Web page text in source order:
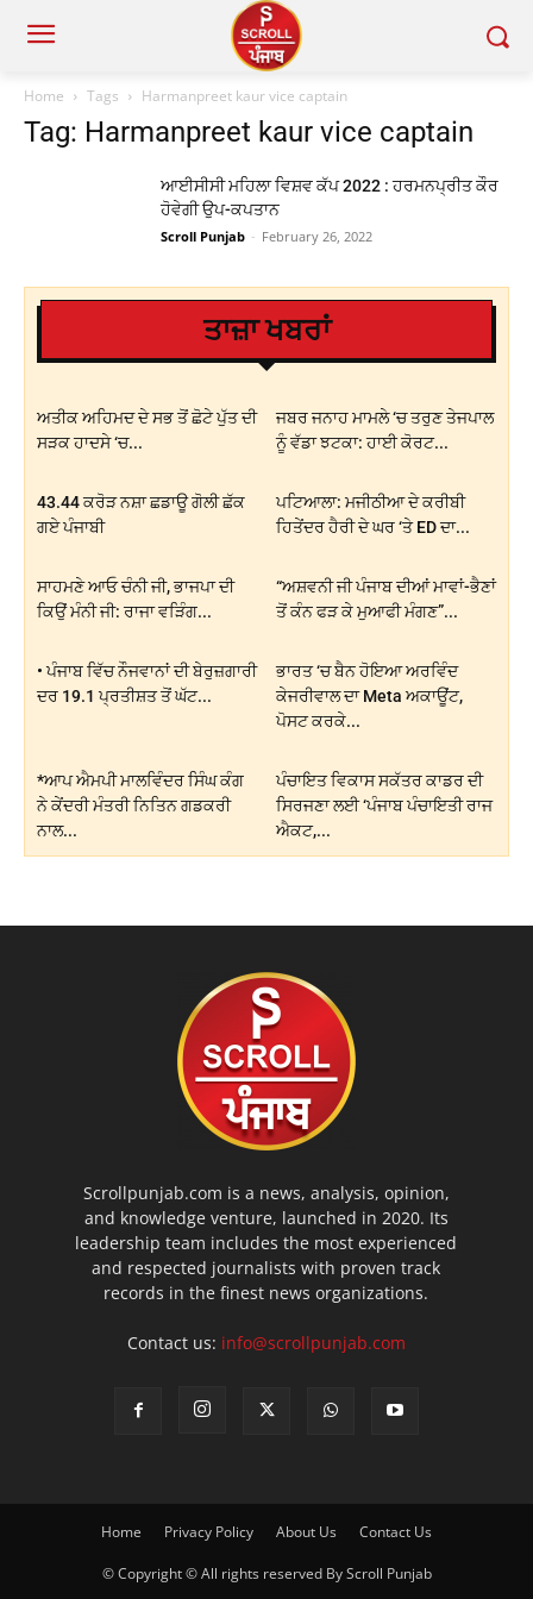
Home Tags Harmanpreet kaur vice captain
Tag: Harmanpreet kaur vice captain
ਆਈਸੀਸੀ ਮਹਿਲਾ ਵਿਸ਼ਵ ਕੱਪ 2022 : ਹਰਮਨਪ੍ਰੀਤ ਕੌਰ
ਹੋਵੇਗੀ ਉਪ-ਕਪਤਾਨ
Scroll Punjab - February 26, 2022
ਤਾਜ਼ਾ ਖਬਰਾਂ
ਅਤੀਕ ਅਹਿਮਦ ਦੇ ਸਭ ਤੋਂ ਛੋਟੇ ਪੁੱਤ ਦੀ
ਸੜਕ ਹਾਦਸੇ ‘ਚ...
ਜਬਰ ਜਨਾਹ ਮਾਮਲੇ ‘ਚ ਤਰੁਣ ਤੇਜਪਾਲ
ਨੂੰ ਵੱਡਾ ਝਟਕਾ: ਹਾਈ ਕੋਰਟ...
43.44 ਕਰੋੜ ਨਸ਼ਾ ਛਡਾਊ ਗੋਲੀ ਛੱਕ
ਗਏ ਪੰਜਾਬੀ
ਪਟਿਆਲਾ: ਮਜੀਠੀਆ ਦੇ ਕਰੀਬੀ
ਹਿਤੇਂਦਰ ਹੈਰੀ ਦੇ ਘਰ ‘ਤੇ ED ਦਾ...
ਸਾਹਮਣੇ ਆਓ ਚੰਨੀ ਜੀ, ਭਾਜਪਾ ਦੀ
ਕਿਉਂ ਮੰਨੀ ਜੀ: ਰਾਜਾ ਵੜਿੰਗ...
“ਅਸ਼ਵਨੀ ਜੀ ਪੰਜਾਬ ਦੀਆਂ ਮਾਵਾਂ-ਭੈਣਾਂ
ਤੋਂ ਕੰਨ ਫੜ ਕੇ ਮੁਆਫੀ ਮੰਗਣ”...
• ਪੰਜਾਬ ਵਿੱਚ ਨੌਜਵਾਨਾਂ ਦੀ ਬੇਰੁਜ਼ਗਾਰੀ
ਦਰ 19.1 ਪ੍ਰਤੀਸ਼ਤ ਤੋਂ ਘੱਟ...
ਭਾਰਤ ‘ਚ ਬੈਨ ਹੋਇਆ ਅਰਵਿੰਦ
ਕੇਜਰੀਵਾਲ ਦਾ Meta ਅਕਾਊਂਟ,
ਪੋਸਟ ਕਰਕੇ...
*ਆਪ ਐਮਪੀ ਮਾਲਵਿੰਦਰ ਸਿੰਘ ਕੰਗ
ਨੇ ਕੇਂਦਰੀ ਮੰਤਰੀ ਨਿਤਿਨ ਗਡਕਰੀ
ਨਾਲ...
ਪੰਚਾਇਤ ਵਿਕਾਸ ਸਕੱਤਰ ਕਾਡਰ ਦੀ
ਸਿਰਜਣਾ ਲਈ ‘ਪੰਜਾਬ ਪੰਚਾਇਤੀ ਰਾਜ
ਐਕਟ,...
Scrollpunjab.com is a news, analysis, opinion,
and knowledge venture, launched in 2020. Its
leadership team includes the most experienced
and respected journalists with proven track
records in the finest news organizations.
Contact us: info@scrollpunjab.com
Home Privacy Policy About Us Contact Us
© Copyright © All rights reserved By Scroll Punjab